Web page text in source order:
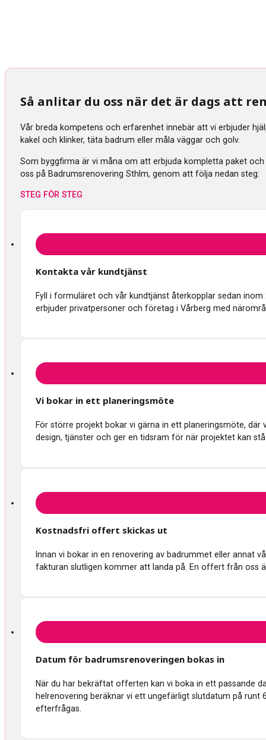
Så anlitar du oss när det är dags att
Vår breda kompetens och erfarenhet innebär att vi erbjuder
kakel och klinker, täta badrum eller måla väggar och golv.
Som byggfirma är vi måna om att erbjuda kompletta paket
oss på Badrumsrenovering Sthlm, genom att följa nedan steg:
STEG FÖR STEG
Kontakta vår kundtjänst
Fyll i formuläret och vår kundtjänst återkopplar sedan
erbjuder privatpersoner och företag i Vårberg med
Vi bokar in ett planeringsmöte
För större projekt bokar vi gärna in ett planeringsmöte,
design, tjänster och ger en tidsram för när projektet kan
Kostnadsfri offert skickas ut
Innan vi bokar in en renovering av badrummet eller annat
fakturan slutligen kommer att landa på. En offert från oss
Datum för badrumsrenoveringen bokas in
När du har bekräftat offerten kan vi boka in ett passande
helrenovering beräknar vi ett ungefärligt slutdatum på
efterfrågas.